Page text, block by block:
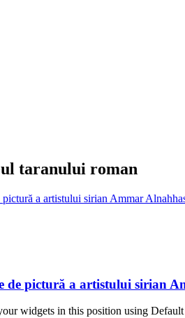
taranului roman
de pictură a artistului sirian
widgets in this position using Default